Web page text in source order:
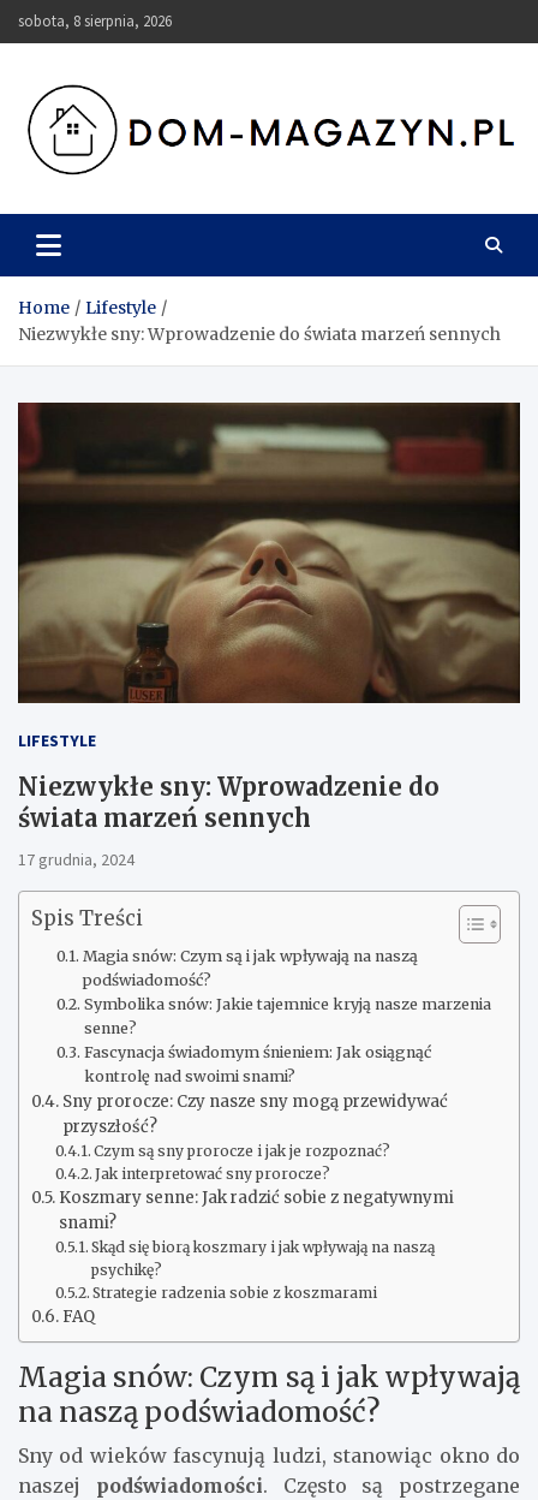
Skip
to
sobota, 8 sierpnia, 2026
Dom-Magazyn.pl
Home
Lifestyle
Niezwykłe sny: Wprowadzenie do świata marzeń sennych
LIFESTYLE
Niezwykłe sny: Wprowadzenie do
świata marzeń sennych
17 grudnia, 2024
Spis Treści
Magia snów: Czym są i jak wpływają na naszą
podświadomość?
Symbolika snów: Jakie tajemnice kryją nasze marzenia
senne?
Fascynacja świadomym śnieniem: Jak osiągnąć
kontrolę nad swoimi snami?
Sny prorocze: Czy nasze sny mogą przewidywać
przyszłość?
Czym są sny prorocze i jak je rozpoznać?
Jak interpretować sny prorocze?
Koszmary senne: Jak radzić sobie z negatywnymi
snami?
Skąd się biorą koszmary i jak wpływają na naszą
psychikę?
Strategie radzenia sobie z koszmarami
FAQ
Magia snów: Czym są i jak wpływają
na naszą podświadomość?
Sny od wieków fascynują ludzi, stanowiąc okno do
naszej podświadomości. Często są postrzegane